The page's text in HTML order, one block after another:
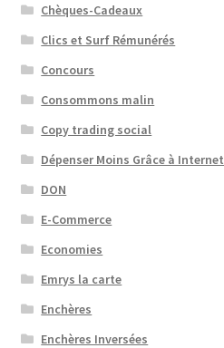
Chèques-Cadeaux
Clics et Surf Rémunérés
Concours
Consommons malin
Copy trading social
Dépenser Moins Grâce à Internet
DON
E-Commerce
Economies
Emrys la carte
Enchères
Enchères Inversées